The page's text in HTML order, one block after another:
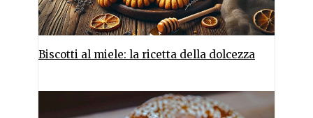
Biscotti al miele: la ricetta della dolcezza